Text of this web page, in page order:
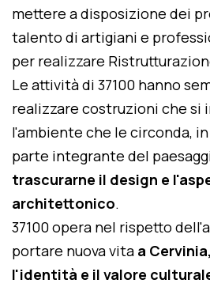
mettere a disposizione dei
talento di artigiani e
per realizzare
Le attività di 37100 hanno
realizzare costruzioni che si
l'ambiente che le circonda,
parte integrante del
trascurarne il design e
architettonico.
37100 opera nel rispetto
portare nuova vita a
l'identità e il valore